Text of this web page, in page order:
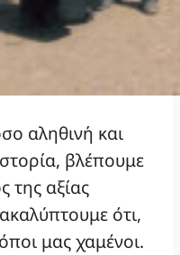
αληθινή και
βλέπουμε
της αξίας
ότι,
μας χαμένοι.